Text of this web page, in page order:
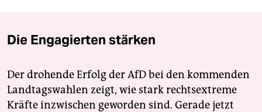
Die Engagierten stärken
Der drohende Erfolg der AfD bei den kommenden
Landtagswahlen zeigt, wie stark rechtsextreme
Kräfte inzwischen geworden sind. Gerade jetzt